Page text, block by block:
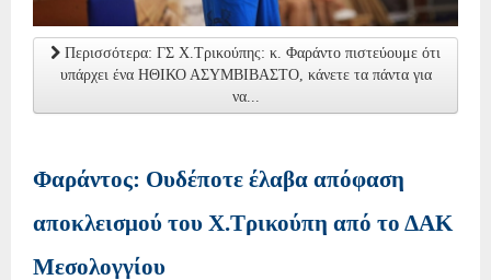
Περισσότερα: ΓΣ Χ.Τρικούπης: κ. Φαράντο πιστεύουμε ότι
υπάρχει ένα ΗΘΙΚΟ ΑΣΥΜΒΙΒΑΣΤΟ, κάνετε τα πάντα για
να...
Φαράντος: Ουδέποτε έλαβα απόφαση
αποκλεισμού του Χ.Τρικούπη από το ΔΑΚ
Μεσολογγίου